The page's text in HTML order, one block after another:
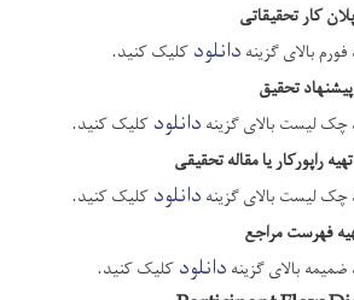
کار تحقیقاتی
بالای گزینه دانلود کلیک کنید.
تحقیق
چک لیست بالای گزینه دانلود کلیک کنید.​
راپورکار یا مقاله تحقیقی
چک لیست بالای گزینه دانلود کلیک کنید.​
بالای گزینه دانلود کلیک کنید.​